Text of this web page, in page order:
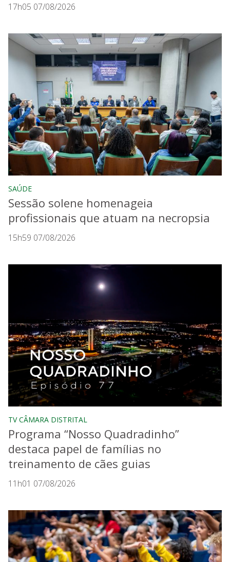
17h05 07/08/2026
SAÚDE
Sessão solene homenageia
profissionais que atuam na necropsia
15h59 07/08/2026
TV CÂMARA DISTRITAL
Programa “Nosso Quadradinho”
destaca papel de famílias no
treinamento de cães guias
11h01 07/08/2026